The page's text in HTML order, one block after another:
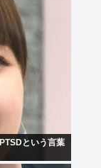
という言葉